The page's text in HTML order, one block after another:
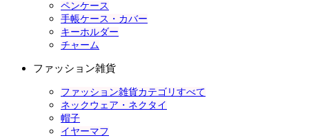
ペンケース
手帳ケース・カバー
キーホルダー
チャーム
ファッション雑貨
ファッション雑貨カテゴリすべて
ネックウェア・ネクタイ
帽子
イヤーマフ